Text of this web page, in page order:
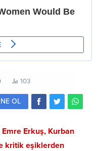
103
OL
Emre Erkuş, Kurban
kritik eşiklerden